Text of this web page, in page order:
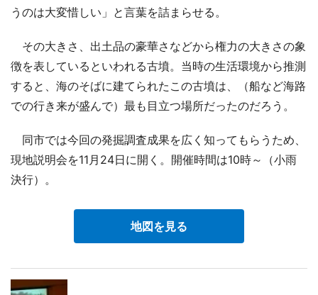
うのは大変惜しい」と言葉を詰まらせる。
その大きさ、出土品の豪華さなどから権力の大きさの象
徴を表しているといわれる古墳。当時の生活環境から推測
すると、海のそばに建てられたこの古墳は、（船など海路
での行き来が盛んで）最も目立つ場所だったのだろう。
同市では今回の発掘調査成果を広く知ってもらうため、
現地説明会を11月24日に開く。開催時間は10時～（小雨
決行）。
地図を見る